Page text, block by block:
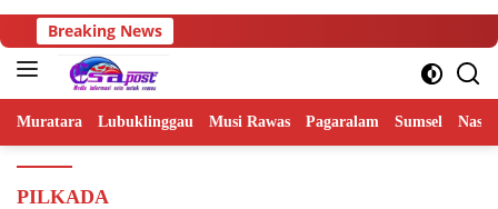
Langsung
ke
konten
Breaking News
Muratara Lubuklinggau Musi Rawas Pagaralam Sumsel
PILKADA